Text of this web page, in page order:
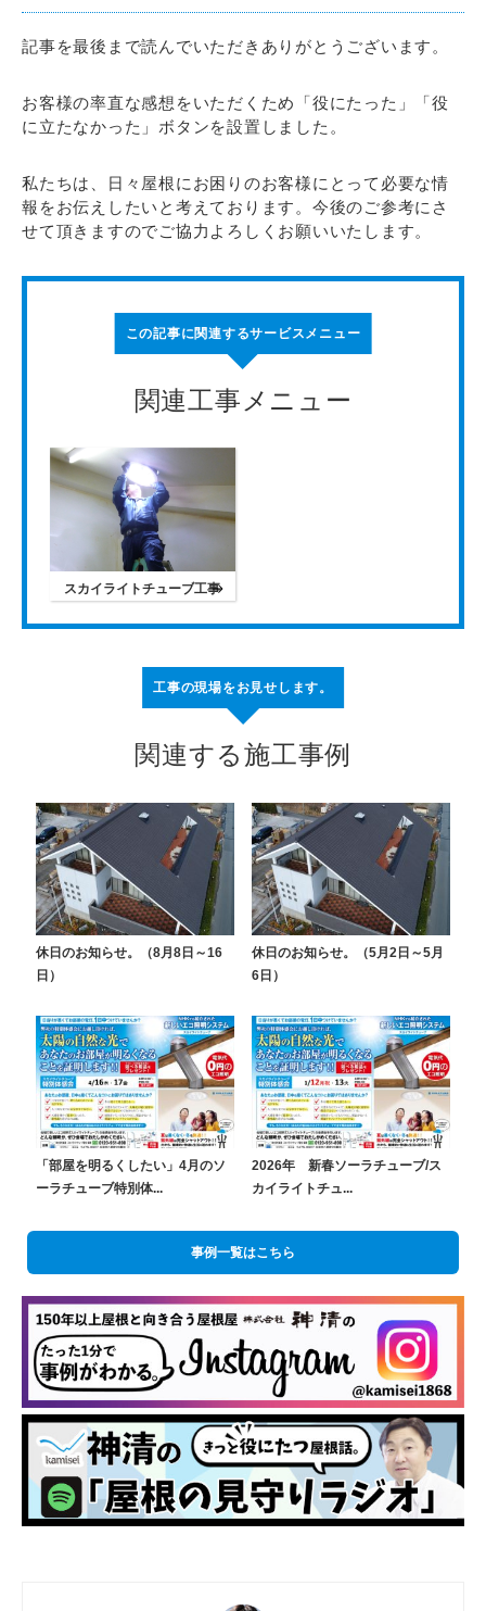
記事を最後まで読んでいただきありがとうございます。
お客様の率直な感想をいただくため「役にたった」「役
に立たなかった」ボタンを設置しました。
私たちは、日々屋根にお困りのお客様にとって必要な情
報をお伝えしたいと考えております。今後のご参考にさ
せて頂きますのでご協力よろしくお願いいたします。
この記事に関連するサービスメニュー
関連工事メニュー
スカイライトチューブ工事
工事の現場をお見せします。
関連する施工事例
休日のお知らせ。（8月8日～16
日）
休日のお知らせ。（5月2日～5月
6日）
「部屋を明るくしたい」4月のソ
ーラチューブ特別体...
2026年 新春ソーラチューブ/ス
カイライトチュ...
事例一覧はこちら